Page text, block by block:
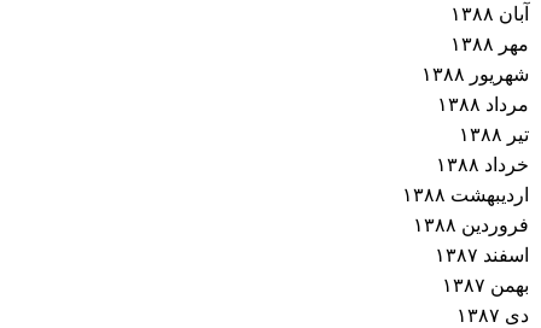
آبان ۱۳۸۸
مهر ۱۳۸۸
شهریور ۱۳۸۸
مرداد ۱۳۸۸
تیر ۱۳۸۸
خرداد ۱۳۸۸
اردیبهشت ۱۳۸۸
فروردین ۱۳۸۸
اسفند ۱۳۸۷
بهمن ۱۳۸۷
دی ۱۳۸۷